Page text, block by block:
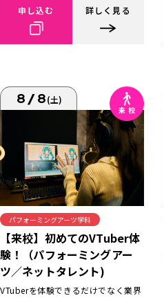
申し込む 詳しく見る
8/8(土)
パフォーミングアーツ学科
【来校】初めてのVTuber体
験！（パフォーミングアー
ツ／ネットタレント)
VTuberを体験できるだけでなく業界